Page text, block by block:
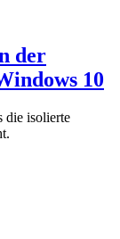
der
10
die isolierte